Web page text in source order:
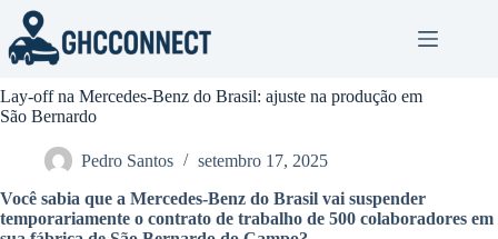
Pular
para
conteúdo
Lay-off na Mercedes-Benz do Brasil: ajuste na produção em
São Bernardo
Pedro Santos
setembro 17, 2025
Você sabia que a Mercedes-Benz do Brasil vai suspender
temporariamente o contrato de trabalho de 500 colaboradores em